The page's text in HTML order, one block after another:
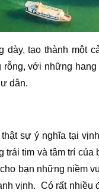
tạo thành một
rỗng, với những
dân.
sự ý nghĩa tại
tim và tâm trí của
bạn những niềm
vịnh. Có rất nhiều